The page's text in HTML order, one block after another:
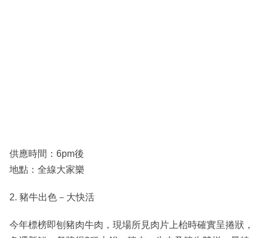
供應時間：6pm後
地點：全線大家樂
2. 豬牛出色－大快活
今年標榜即刨豬肉牛肉，現場所見肉片上枱時確實呈捲狀，